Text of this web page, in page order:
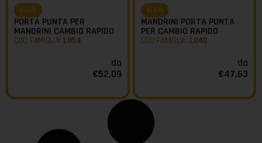
KLEIN
PORTA PUNTA PER
MANDRINI CAMBIO RAPIDO
COD FAMIGLIA: L054
da
€52,09
KLEIN
MANDRINI PORTA PUNTA
PER CAMBIO RAPIDO
COD FAMIGLIA: L040
da
€47,63